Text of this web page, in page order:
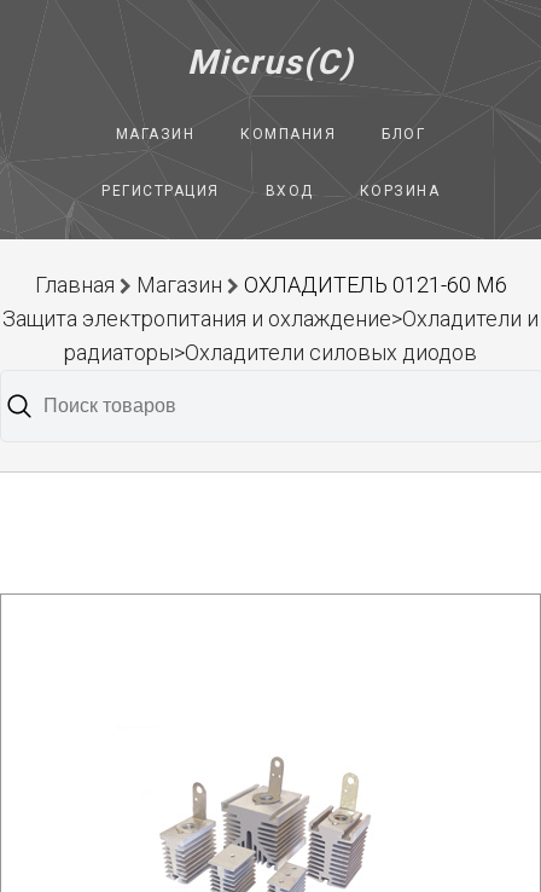
Micrus(C)
МАГАЗИН КОМПАНИЯ БЛОГ
РЕГИСТРАЦИЯ ВХОД КОРЗИНА
Главная Магазин
ОХЛАДИТЕЛЬ 0121-60 М6
Защита электропитания и охлаждение>Охладители и
радиаторы>Охладители силовых диодов